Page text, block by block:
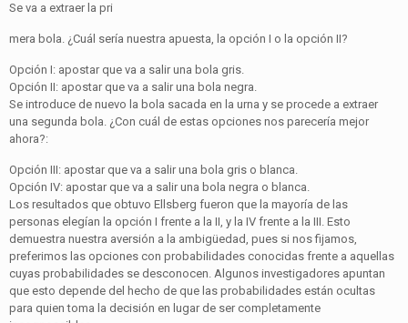
Se va a extraer la pri
mera bola. ¿Cuál sería nuestra apuesta, la opción I o la opción II?
Opción I: apostar que va a salir una bola gris.
Opción II: apostar que va a salir una bola negra.
Se introduce de nuevo la bola sacada en la urna y se procede a extraer
una segunda bola. ¿Con cuál de estas opciones nos parecería mejor
ahora?:
Opción III: apostar que va a salir una bola gris o blanca.
Opción IV: apostar que va a salir una bola negra o blanca.
Los resultados que obtuvo Ellsberg fueron que la mayoría de las
personas elegían la opción I frente a la II, y la IV frente a la III. Esto
demuestra nuestra aversión a la ambigüedad, pues si nos fijamos,
preferimos las opciones con probabilidades conocidas frente a aquellas
cuyas probabilidades se desconocen. Algunos investigadores apuntan
que esto depende del hecho de que las probabilidades están ocultas
para quien toma la decisión en lugar de ser completamente